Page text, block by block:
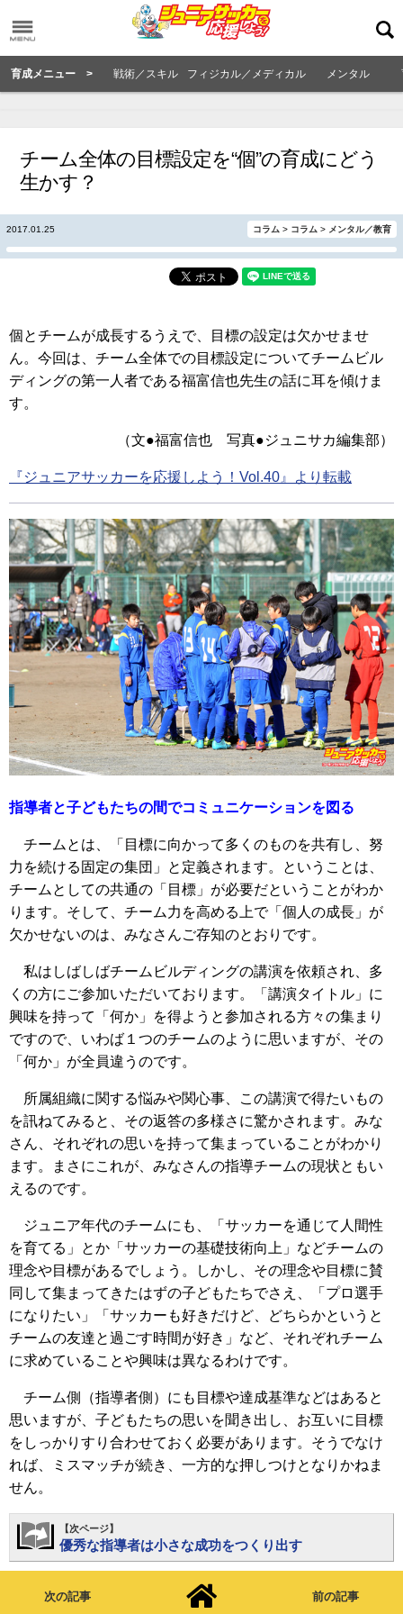
育成メニュー > 戦術／スキル フィジカル／メディカル メンタル
チーム全体の目標設定を“個”の育成にどう
生かす？
2017.01.25 コラム > コラム > メンタル／教育
個とチームが成長するうえで、目標の設定は欠かせませ
ん。今回は、チーム全体での目標設定についてチームビル
ディングの第一人者である福富信也先生の話に耳を傾けま
す。
（文●福富信也 写真●ジュニサカ編集部）
『ジュニアサッカーを応援しよう！Vol.40』より転載
指導者と子どもたちの間でコミュニケーションを図る
チームとは、「目標に向かって多くのものを共有し、努
力を続ける固定の集団」と定義されます。ということは、
チームとしての共通の「目標」が必要だということがわか
ります。そして、チーム力を高める上で「個人の成長」が
欠かせないのは、みなさんご存知のとおりです。
私はしばしばチームビルディングの講演を依頼され、多
くの方にご参加いただいております。「講演タイトル」に
興味を持って「何か」を得ようと参加される方々の集まり
ですので、いわば１つのチームのように思いますが、その
「何か」が全員違うのです。
所属組織に関する悩みや関心事、この講演で得たいもの
を訊ねてみると、その返答の多様さに驚かされます。みな
さん、それぞれの思いを持って集まっていることがわかり
ます。まさにこれが、みなさんの指導チームの現状ともい
えるのです。
ジュニア年代のチームにも、「サッカーを通じて人間性
を育てる」とか「サッカーの基礎技術向上」などチームの
理念や目標があるでしょう。しかし、その理念や目標に賛
同して集まってきたはずの子どもたちでさえ、「プロ選手
になりたい」「サッカーも好きだけど、どちらかというと
チームの友達と過ごす時間が好き」など、それぞれチーム
に求めていることや興味は異なるわけです。
チーム側（指導者側）にも目標や達成基準などはあると
思いますが、子どもたちの思いを聞き出し、お互いに目標
をしっかりすり合わせておく必要があります。そうでなけ
れば、ミスマッチが続き、一方的な押しつけとなりかねま
せん。
【次ページ】
優秀な指導者は小さな成功をつくり出す
次の記事 前の記事